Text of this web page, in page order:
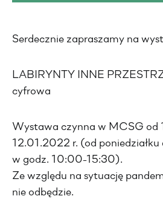
Serdecznie zapraszamy na
LABIRYNTY INNE
cyfrowa
Wystawa czynna w MCSG od
12.01.2022 r. (od poniedziałku
w godz. 10:00-15:30).
Ze względu na sytuację
nie odbędzie.